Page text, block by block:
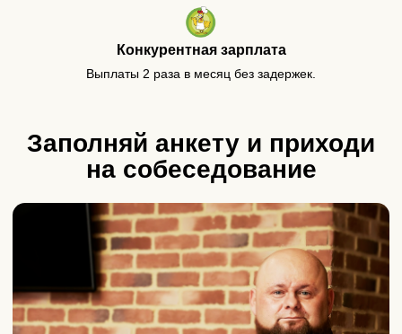
Выплаты 2 раза в месяц без задержек.
Конкурентная зарплата